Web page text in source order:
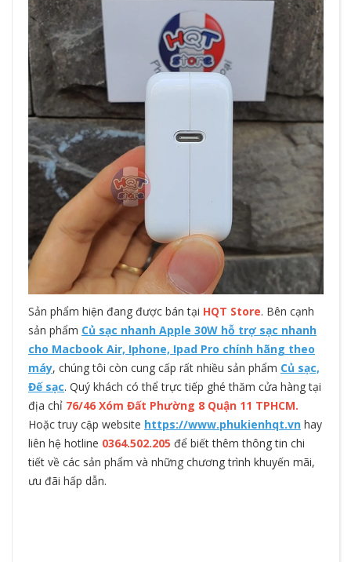
Sản phẩm hiện đang được bán tại HQT Store. Bên cạnh
sản phẩm Củ sạc nhanh Apple 30W hỗ trợ sạc nhanh
cho Macbook Air, Iphone, Ipad Pro chính hãng theo
máy, chúng tôi còn cung cấp rất nhiều sản phẩm Củ sạc,
Đế sạc. Quý khách có thể trực tiếp ghé thăm cửa hàng tại
địa chỉ 76/46 Xóm Đất Phường 8 Quận 11 TPHCM.
Hoặc truy cập website https://www.phukienhqt.vn hay
liên hệ hotline 0364.502.205 để biết thêm thông tin chi
tiết về các sản phẩm và những chương trình khuyến mãi,
ưu đãi hấp dẫn.